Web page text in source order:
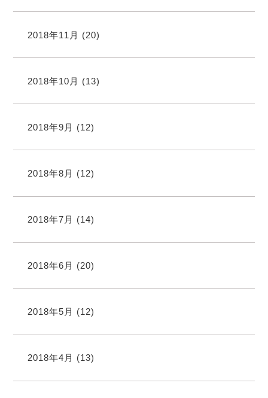
2018年11月 (20)
2018年10月 (13)
2018年9月 (12)
2018年8月 (12)
2018年7月 (14)
2018年6月 (20)
2018年5月 (12)
2018年4月 (13)